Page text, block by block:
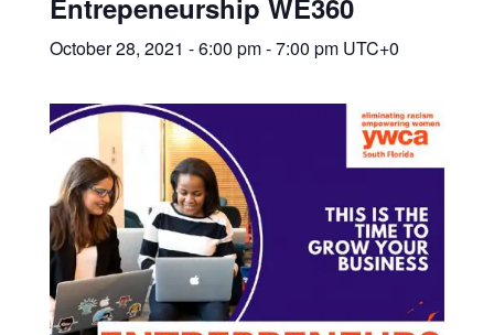
Entrepeneurship WE360
October 28, 2021 - 6:00 pm-7:00 pm UTC+0